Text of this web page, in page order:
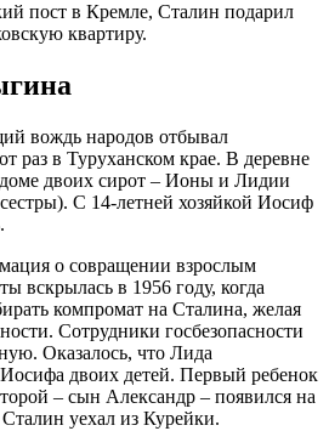
пост в Кремле, Сталин подарил
квартиру.
вождь народов отбывал
раз в Туруханском крае. В деревне
двоих сирот – Ионы и Лидии
С 14-летней хозяйкой Иосиф
о совращении взрослым
вскрылась в 1956 году, когда
компромат на Сталина, желая
Сотрудники госбезопасности
Оказалось, что Лида
двоих детей. Первый ребенок
– сын Александр – появился на
уехал из Курейки.